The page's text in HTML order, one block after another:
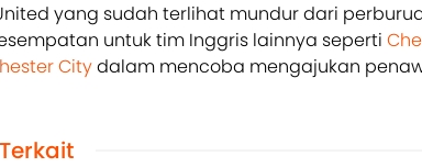
yang sudah terlihat mundur dari
untuk tim Inggris lainnya seperti
Citydalam mencoba mengajukan